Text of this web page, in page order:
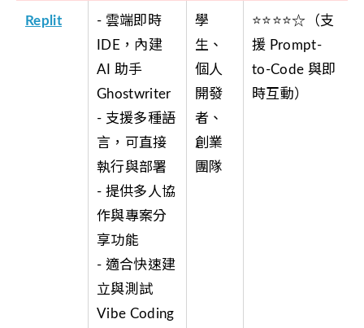
Replit
- 雲端即時
IDE，內建
AI 助手
Ghostwriter
- 支援多種語
言，可直接
執行與部署
- 提供多人協
作與專案分
享功能
- 適合快速建
立與測試
Vibe Coding
學
生、
個人
開發
者、
創業
團隊
⭐⭐⭐⭐☆（支
援 Prompt-
to-Code 與即
時互動）